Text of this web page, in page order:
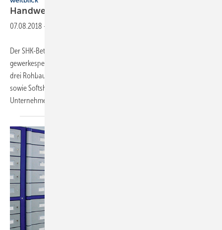
Handwerker-Outfit im
07.08.2018 -
Der SHK-Betrieb Stephan Brauer GmbH hat einen Tag lang die
gewerkespezifische Allround-Workwear von Weitblick getestet. Auf
drei Rohbaustellen wurden die Monteure mit Bund- und Latzhosen
sowie Softshelljacken der Kollektion Mycore Force in der
Unternehmensfarbe Rot ausgestattet. Besonders